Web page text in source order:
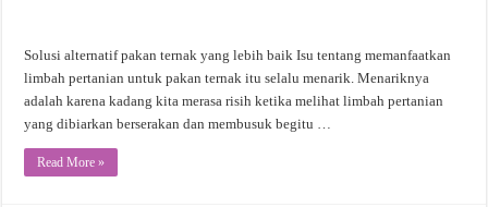
Solusi alternatif pakan ternak yang lebih baik Isu tentang memanfaatkan
limbah pertanian untuk pakan ternak itu selalu menarik. Menariknya
adalah karena kadang kita merasa risih ketika melihat limbah pertanian
yang dibiarkan berserakan dan membusuk begitu …
Read More »